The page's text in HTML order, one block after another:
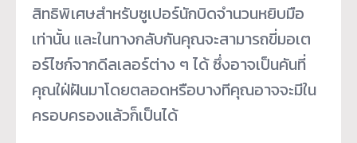
สิทธิพิเศษสำหรับซูเปอร์นักบิดจำนวนหยิบมือ
เท่านั้น และในทางกลับกันคุณจะสามารถขี่มอเต
อร์ไซก์จากดีลเลอร์ต่าง ๆ ได้ ซึ่งอาจเป็นคันที่
คุณใฝ่ฝันมาโดยตลอดหรือบางทีคุณอาจจะมีใน
ครอบครองแล้วก็เป็นได้